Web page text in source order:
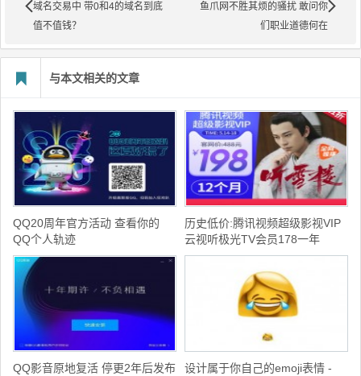
鱼爪网不胜其烦的骚扰 敢问你
们职业道德何在
域名交易中 带0和4的域名到底
值不值钱？
与本文相关的文章
QQ20周年官方活动 查看你的
QQ个人轨迹
历史低价:腾讯视频超级影视VIP
云视听极光TV会员178一年
QQ影音原地复活 停更2年后发布 设计属于你自己的emoji表情 -